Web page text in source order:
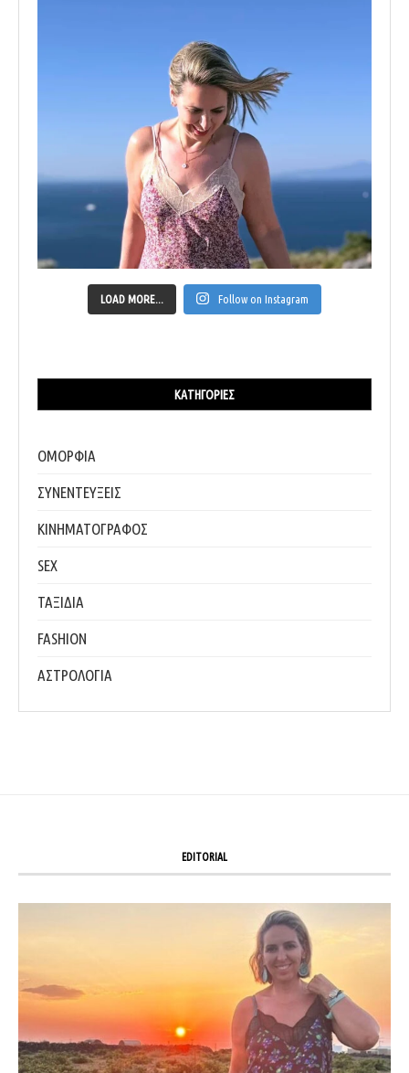
LOAD MORE... Follow on Instagram
ΚΑΤΗΓΟΡΊΕΣ
ΟΜΟΡΦΙΑ
ΣΥΝΕΝΤΕΥΞΕΙΣ
ΚΙΝΗΜΑΤΟΓΡΑΦΟΣ
SEX
ΤΑΞΙΔΙΑ
FASHION
ΑΣΤΡΟΛΟΓΙΑ
EDITORIAL